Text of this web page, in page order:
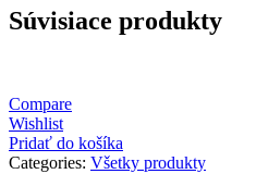
Súvisiace produkty
Compare
Wishlist
Pridať do košíka
Categories: Všetky produkty